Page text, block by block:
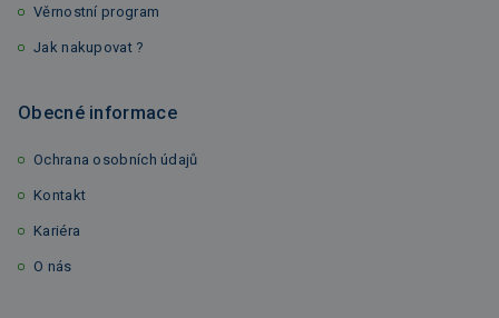
Věrnostní program
Jak nakupovat ?
Obecné informace
Ochrana osobních údajů
Kontakt
Kariéra
O nás